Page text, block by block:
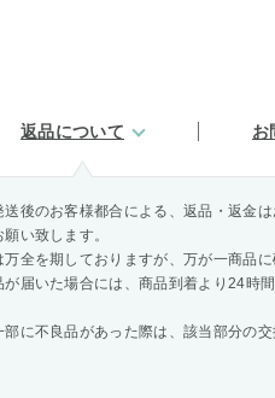
返品について お
後のお客様都合による、返品・返金は
い致します。
全を期しておりますが、万が一商品
届いた場合には、商品到着より24時
に不良品があった際は、該当部分の交